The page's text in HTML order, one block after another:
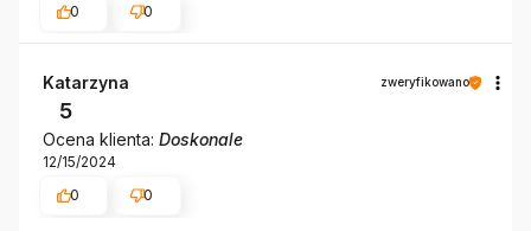
0
0
Katarzyna zweryfikowano
5
Ocena klienta: Doskonale
12/15/2024
0
0